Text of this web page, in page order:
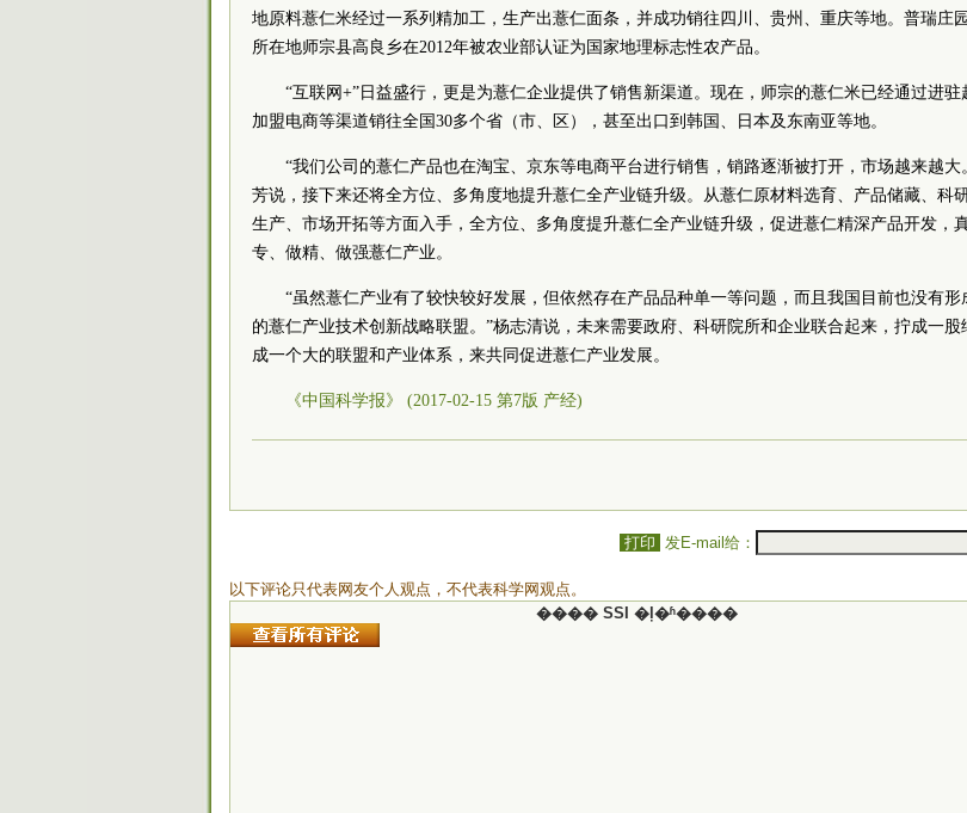
地原料薏仁米经过一系列精加工，生产出薏仁面条，并成功销往四川、贵州、重庆等地。普瑞庄
所在地师宗县高良乡在2012年被农业部认证为国家地理标志性农产品。
“互联网+”日益盛行，更是为薏仁企业提供了销售新渠道。现在，师宗的薏仁米已经通过进驻
加盟电商等渠道销往全国30多个省（市、区），甚至出口到韩国、日本及东南亚等地。
“我们公司的薏仁产品也在淘宝、京东等电商平台进行销售，销路逐渐被打开，市场越来越大
芳说，接下来还将全方位、多角度地提升薏仁全产业链升级。从薏仁原材料选育、产品储藏、科
生产、市场开拓等方面入手，全方位、多角度提升薏仁全产业链升级，促进薏仁精深产品开发，
专、做精、做强薏仁产业。
“虽然薏仁产业有了较快较好发展，但依然存在产品品种单一等问题，而且我国目前也没有形
的薏仁产业技术创新战略联盟。”杨志清说，未来需要政府、科研院所和企业联合起来，拧成一股
成一个大的联盟和产业体系，来共同促进薏仁产业发展。
《中国科学报》 (2017-02-15 第7版 产经)
打印 发E-mail给：
以下评论只代表网友个人观点，不代表科学网观点。
���� SSI �ļ�ʱ����